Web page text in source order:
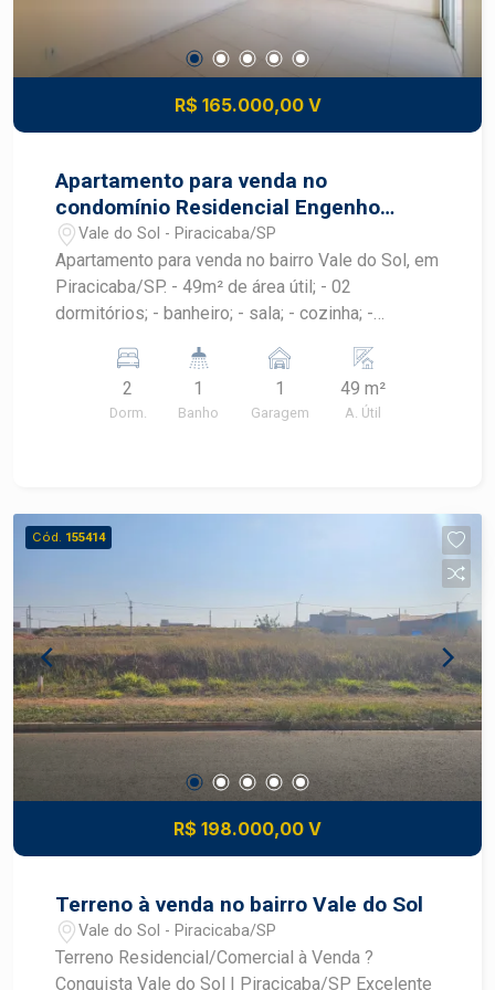
R$ 165.000,00 V
Apartamento para venda no
condomínio Residencial Engenho
Resende
Vale do Sol - Piracicaba/SP
Apartamento para venda no bairro Vale do Sol, em
Piracicaba/SP. - 49m² de área útil; - 02
dormitórios; - banheiro; - sala; - cozinha; -
2
Dorm.
1
Banho
1
Garagem
49 m²
A. Útil
Cód. 155414
R$ 198.000,00 V
Terreno à venda no bairro Vale do Sol
Vale do Sol - Piracicaba/SP
Terreno Residencial/Comercial à Venda ?
Conquista Vale do Sol | Piracicaba/SP Excelente